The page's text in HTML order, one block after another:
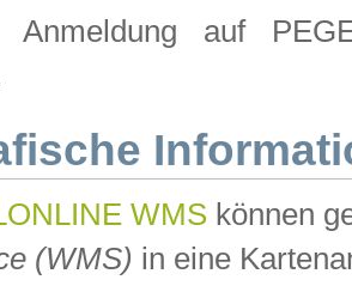
auf
WMS können
(WMS) in eine